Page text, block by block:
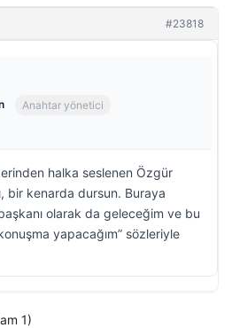
#23818
Anahtar yönetici
halka seslenen Özgür
bir kenarda dursun. Buraya
olarak da geleceğim ve bu
yapacağım” sözleriyle
1)